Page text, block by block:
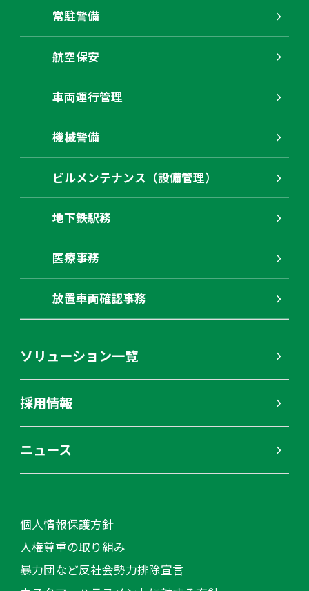
常駐警備
航空保安
車両運行管理
機械警備
ビルメンテナンス（設備管理）
地下鉄駅務
医療事務
放置車両確認事務
ソリューション一覧
採用情報
ニュース
個人情報保護方針
人権尊重の取り組み
暴力団など反社会勢力排除宣言